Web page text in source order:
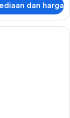
dan harga
kedap suara, dan